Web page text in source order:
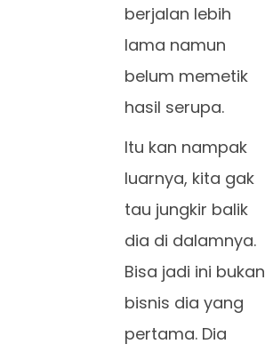
berjalan lebih
lama namun
belum memetik
hasil serupa.
Itu kan nampak
luarnya, kita gak
tau jungkir balik
dia di dalamnya.
Bisa jadi ini bukan
bisnis dia yang
pertama. Dia